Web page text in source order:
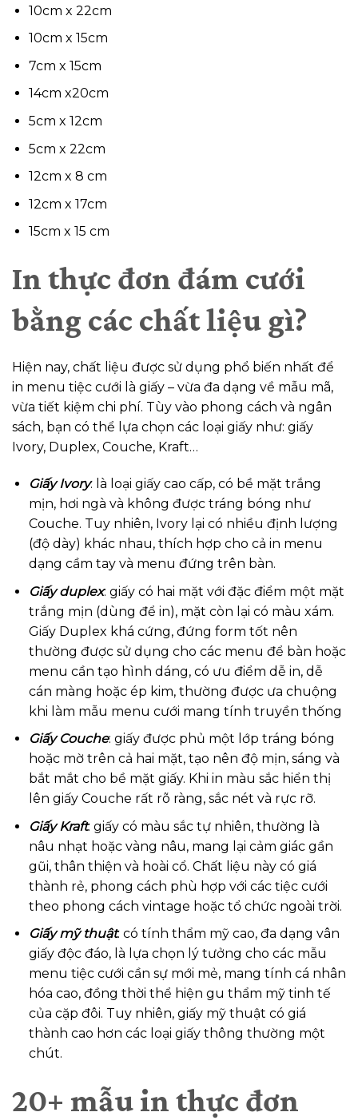
10cm x 22cm
10cm x 15cm
7cm x 15cm
14cm x20cm
5cm x 12cm
5cm x 22cm
12cm x 8 cm
12cm x 17cm
15cm x 15 cm
In thực đơn đám cưới
bằng các chất liệu gì?
Hiện nay, chất liệu được sử dụng phổ biến nhất để
in menu tiệc cưới là giấy – vừa đa dạng về mẫu mã,
vừa tiết kiệm chi phí. Tùy vào phong cách và ngân
sách, bạn có thể lựa chọn các loại giấy như: giấy
Ivory, Duplex, Couche, Kraft…
Giấy Ivory: là loại giấy cao cấp, có bề mặt trắng
mịn, hơi ngà và không được tráng bóng như
Couche. Tuy nhiên, Ivory lại có nhiều định lượng
(độ dày) khác nhau, thích hợp cho cả in menu
dạng cầm tay và menu đứng trên bàn.
Giấy duplex: giấy có hai mặt với đặc điểm một mặt
trắng mịn (dùng để in), mặt còn lại có màu xám.
Giấy Duplex khá cứng, đứng form tốt nên
thường được sử dụng cho các menu để bàn hoặc
menu cần tạo hình dáng, có ưu điểm dễ in, dễ
cán màng hoặc ép kim, thường được ưa chuộng
khi làm mẫu menu cưới mang tính truyền thống
Giấy Couche: giấy được phủ một lớp tráng bóng
hoặc mờ trên cả hai mặt, tạo nên độ mịn, sáng và
bắt mắt cho bề mặt giấy. Khi in màu sắc hiển thị
lên giấy Couche rất rõ ràng, sắc nét và rực rỡ.
Giấy Kraft: giấy có màu sắc tự nhiên, thường là
nâu nhạt hoặc vàng nâu, mang lại cảm giác gần
gũi, thân thiện và hoài cổ. Chất liệu này có giá
thành rẻ, phong cách phù hợp với các tiệc cưới
theo phong cách vintage hoặc tổ chức ngoài trời.
Giấy mỹ thuật: có tính thẩm mỹ cao, đa dạng vân
giấy độc đáo, là lựa chọn lý tưởng cho các mẫu
menu tiệc cưới cần sự mới mẻ, mang tính cá nhân
hóa cao, đồng thời thể hiện gu thẩm mỹ tinh tế
của cặp đôi. Tuy nhiên, giấy mỹ thuật có giá
thành cao hơn các loại giấy thông thường một
chút.
20+ mẫu in thực đơn